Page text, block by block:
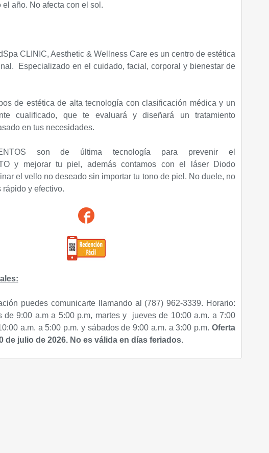
año. No afecta con el sol.
CLINIC, Aesthetic & Wellness Care es un centro de estética
Especializado en el cuidado, facial, corporal y bienestar de
de estética de alta tecnología con clasificación médica y un
cualificado, que te evaluará y diseñará un tratamiento
en tus necesidades.
son de última tecnología para prevenir el
y mejorar tu piel, además contamos con el láser Diodo
el vello no deseado sin importar tu tono de piel. No duele, no
rápido y efectivo.
puedes comunicarte llamando al (787) 962-3339. Horario:
de 9:00 a.m a 5:00 p.m, martes y jueves de 10:00 a.m. a 7:00
a.m. a 5:00 p.m. y sábados de 9:00 a.m. a 3:00 p.m. Oferta
de julio de 2026. No es válida en días feriados.